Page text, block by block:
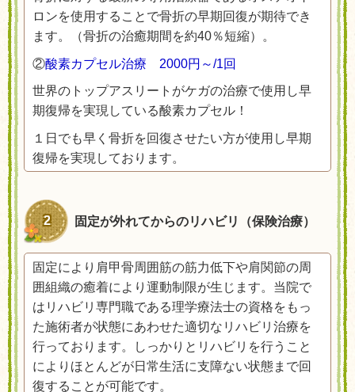
ロンを使用することで骨折の早期回復が期待でき
ます。（骨折の治癒期間を約40％短縮）。
②酸素カプセル治療 2000円～/1回
世界のトップアスリートがケガの治療で使用し早
期復帰を実現している酸素カプセル！
１日でも早く骨折を回復させたい方が使用し早期
復帰を実現しております。
2 固定が外れてからのリハビリ（保険治療）
固定により肩甲骨周囲筋の筋力低下や肩関節の周
囲組織の癒着により運動制限が生じます。当院で
はリハビリ専門職である理学療法士の資格をもっ
た施術者が状態にあわせた適切なリハビリ治療を
行っております。しっかりとリハビリを行うこと
によりほとんどが日常生活に支障ない状態まで回
復することが可能です。